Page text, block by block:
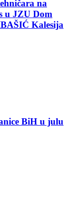
na
u JZU Dom
Kalesija
BiH u julu